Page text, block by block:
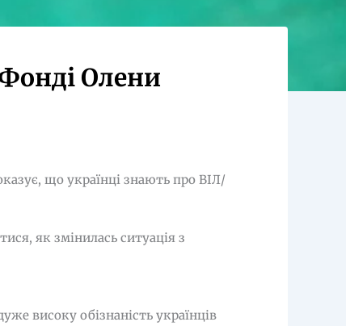
Олени
що українці знають про ВІЛ/
як змінилась ситуація з
високу обізнаність українців